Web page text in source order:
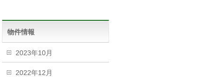
物件情報
2023年10月
2022年12月